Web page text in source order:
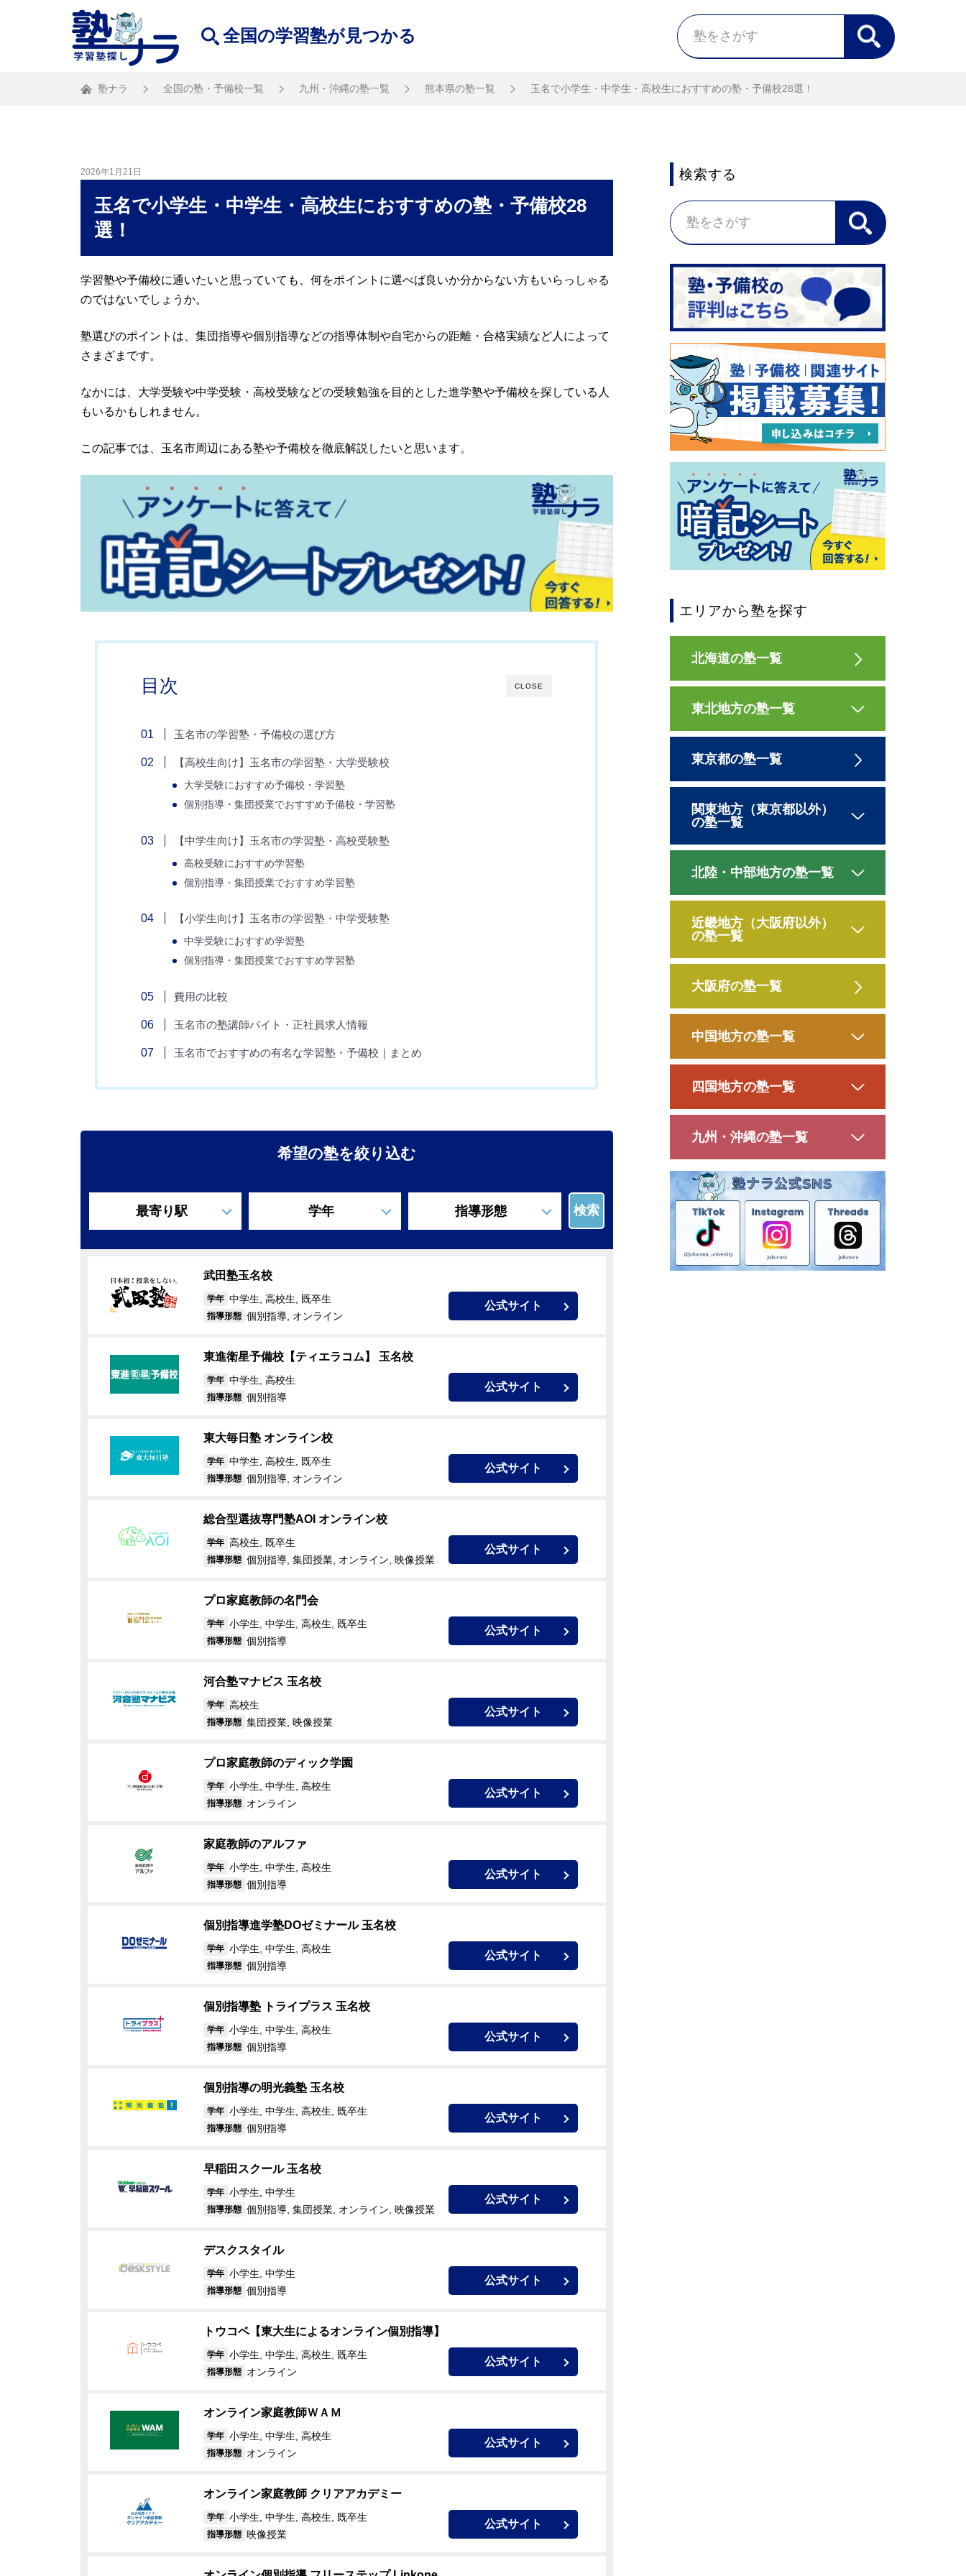
全国の学習塾が見つかる
塾ナラ 全国の塾・予備校一覧 九州・沖縄の塾一覧 熊本県の塾一覧 玉名で小学生・中学生・高校生におすすめの塾・予備校28選！
2026年1月21日
玉名で小学生・中学生・高校生におすすめの塾・予備校28
選！
学習塾や予備校に通いたいと思っていても、何をポイントに選べば良いか分からない方もいらっしゃる
のではないでしょうか。
塾選びのポイントは、集団指導や個別指導などの指導体制や自宅からの距離・合格実績など人によって
さまざまです。
なかには、大学受験や中学受験・高校受験などの受験勉強を目的とした進学塾や予備校を探している人
もいるかもしれません。
この記事では、玉名市周辺にある塾や予備校を徹底解説したいと思います。
CLOSE
目次
玉名市の学習塾・予備校の選び方
【高校生向け】玉名市の学習塾・大学受験校
大学受験におすすめ予備校・学習塾
個別指導・集団授業でおすすめ予備校・学習塾
【中学生向け】玉名市の学習塾・高校受験塾
高校受験におすすめ学習塾
個別指導・集団授業でおすすめ学習塾
【小学生向け】玉名市の学習塾・中学受験塾
中学受験におすすめ学習塾
個別指導・集団授業でおすすめ学習塾
費用の比較
玉名市の塾講師バイト・正社員求人情報
玉名市でおすすめの有名な学習塾・予備校｜まとめ
希望の塾を絞り込む
最寄り駅 学年 指導形態 検索
武田塾玉名校
学年 中学生, 高校生, 既卒生
指導形態 個別指導, オンライン
公式サイト
東進衛星予備校【ティエラコム】 玉名校
学年 中学生, 高校生
指導形態 個別指導
公式サイト
東大毎日塾 オンライン校
学年 中学生, 高校生, 既卒生
指導形態 個別指導, オンライン
公式サイト
総合型選抜専門塾AOI オンライン校
学年 高校生, 既卒生
指導形態 個別指導, 集団授業, オンライン, 映像授業
公式サイト
プロ家庭教師の名門会
学年 小学生, 中学生, 高校生, 既卒生
指導形態 個別指導
公式サイト
河合塾マナビス 玉名校
学年 高校生
指導形態 集団授業, 映像授業
公式サイト
プロ家庭教師のディック学園
学年 小学生, 中学生, 高校生
指導形態 オンライン
公式サイト
家庭教師のアルファ
学年 小学生, 中学生, 高校生
指導形態 個別指導
公式サイト
個別指導進学塾DOゼミナール 玉名校
学年 小学生, 中学生, 高校生
指導形態 個別指導
公式サイト
個別指導塾 トライプラス 玉名校
学年 小学生, 中学生, 高校生
指導形態 個別指導
公式サイト
個別指導の明光義塾 玉名校
学年 小学生, 中学生, 高校生, 既卒生
指導形態 個別指導
公式サイト
早稲田スクール 玉名校
学年 小学生, 中学生
指導形態 個別指導, 集団授業, オンライン, 映像授業
公式サイト
デスクスタイル
学年 小学生, 中学生
指導形態 個別指導
公式サイト
トウコベ【東大生によるオンライン個別指導】
学年 小学生, 中学生, 高校生, 既卒生
指導形態 オンライン
公式サイト
オンライン家庭教師ＷＡＭ
学年 小学生, 中学生, 高校生
指導形態 オンライン
公式サイト
オンライン家庭教師 クリアアカデミー
学年 小学生, 中学生, 高校生, 既卒生
指導形態 映像授業
公式サイト
検索する
エリアから塾を探す
北海道の塾一覧
東北地方の塾一覧
東京都の塾一覧
関東地方（東京都以外）
の塾一覧
北陸・中部地方の塾一覧
近畿地方（大阪府以外）
の塾一覧
大阪府の塾一覧
中国地方の塾一覧
四国地方の塾一覧
九州・沖縄の塾一覧